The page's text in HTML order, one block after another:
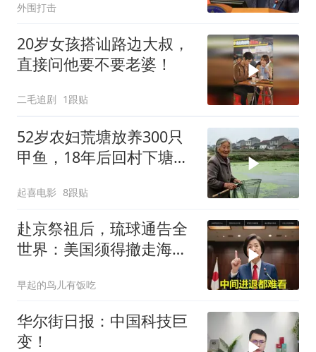
外围打击
20岁女孩搭讪路边大叔，
直接问他要不要老婆！
二毛追剧 1跟贴
52岁农妇荒塘放养300只
甲鱼，18年后回村下塘瞬
起喜电影 8跟贴
赴京祭祖后，琉球通告全
世界：美国须得撤走海马
早起的鸟儿有饭吃
华尔街日报：中国科技巨
变！